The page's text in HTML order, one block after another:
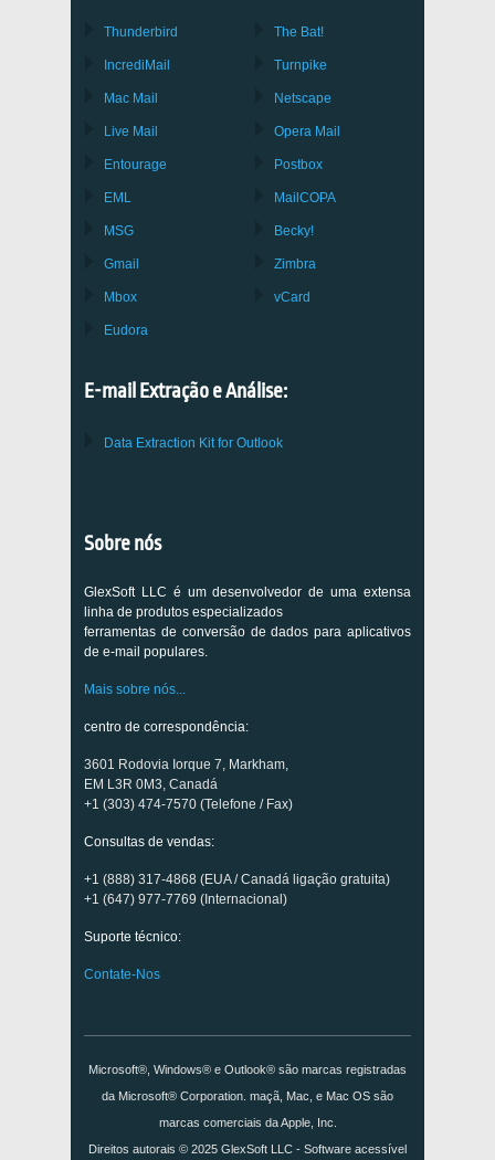
Thunderbird
IncrediMail
Mac Mail
Live Mail
Entourage
EML
MSG
Gmail
Mbox
Eudora
The Bat!
Turnpike
Netscape
Opera Mail
Postbox
MailCOPA
Becky!
Zimbra
vCard
E-mail Extração e Análise:
Data Extraction Kit for Outlook
Sobre nós
GlexSoft LLC é um desenvolvedor de uma extensa
linha de produtos especializados
ferramentas de conversão de dados para aplicativos
de e-mail populares.
Mais sobre nós...
centro de correspondência:
3601 Rodovia Iorque 7, Markham,
EM L3R 0M3, Canadá
+1 (303) 474-7570 (Telefone / Fax)
Consultas de vendas:
+1 (888) 317-4868 (EUA / Canadá ligação gratuita)
+1 (647) 977-7769 (Internacional)
Suporte técnico:
Contate-Nos
Microsoft®, Windows® e Outlook® são marcas registradas
da Microsoft® Corporation. maçã, Mac, e Mac OS são
marcas comerciais da Apple, Inc.
Direitos autorais © 2025 GlexSoft LLC - Software acessível